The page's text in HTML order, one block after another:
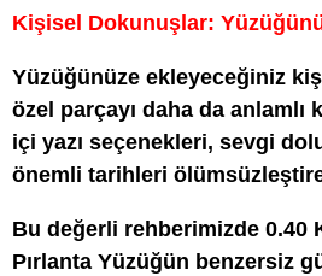
Kişisel Dokunuşlar:
Yüzüğünüze ekleyeceğiniz
özel parçayı daha da anlamlı
içi yazı seçenekleri, sevgi
önemli tarihleri
Bu değerli rehberimizde 0.40
Pırlanta Yüzüğün benzersiz